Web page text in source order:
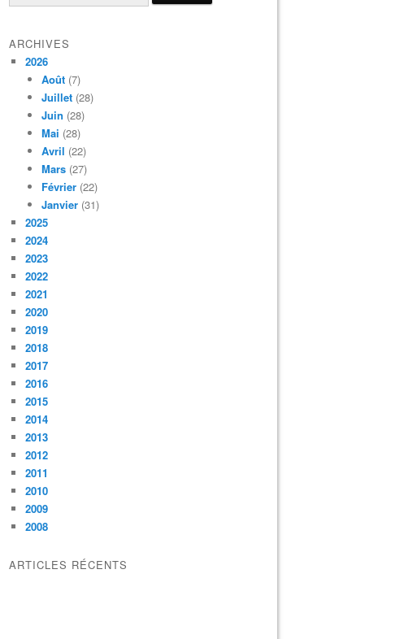
ARCHIVES
2026
Août (7)
Juillet (28)
Juin (28)
Mai (28)
Avril (22)
Mars (27)
Février (22)
Janvier (31)
2025
2024
2023
2022
2021
2020
2019
2018
2017
2016
2015
2014
2013
2012
2011
2010
2009
2008
ARTICLES RÉCENTS